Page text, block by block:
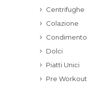
Centrifughe
Colazione
Condimento
Dolci
Piatti Unici
Pre Workout